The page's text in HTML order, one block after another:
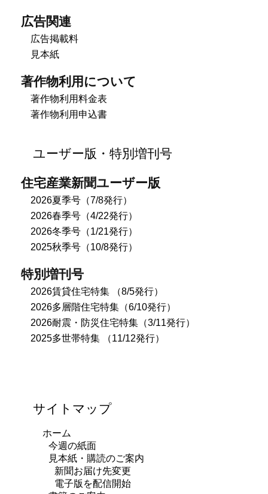
広告関連
広告掲載料
見本紙
著作物利用について
著作物利用料金表
著作物利用申込書
ユーザー版・特別増刊号
住宅産業新聞ユーザー版
2026夏季号（7/8発行）
2026春季号（4/22発行）
2026冬季号（1/21発行）
2025秋季号（10/8発行）
特別増刊号
2026賃貸住宅特集 （8/5発行）
2026多層階住宅特集（6/10発行）
2026耐震・防災住宅特集（3/11発行）
2025多世帯特集 （11/12発行）
サイトマップ
ホーム
今週の紙面
見本紙・購読のご案内
新聞お届け先変更
電子版を配信開始